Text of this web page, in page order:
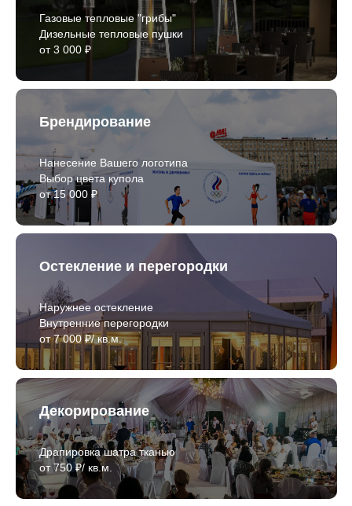
Газовые тепловые "грибы"
Дизельные тепловые пушки
от 3 000 ₽
Брендирование
Нанесение Вашего логотипа
Выбор цвета купола
от 15 000 ₽
Остекление и перегородки
Наружнее остекление
Внутренние перегородки
от 7 000 ₽/ кв.м.
Декорирование
Драпировка шатра тканью
от 750 ₽/ кв.м.